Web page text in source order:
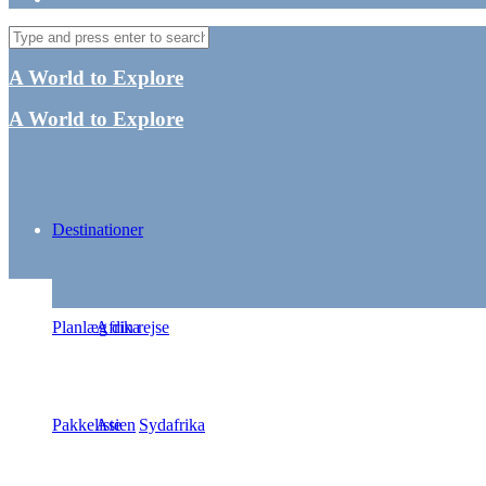
A World to Explore
A World to Explore
Destinationer
Afrika
Sydafrika
Asien
Planlæg din rejse
Pakkeliste